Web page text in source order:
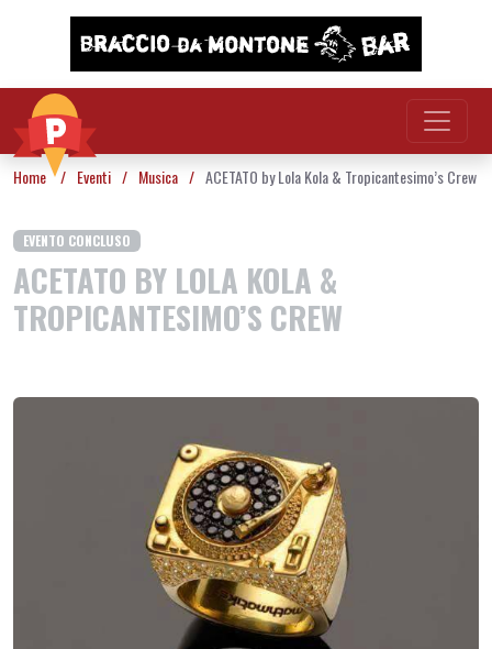
Vai al contenuto
Home / Eventi / Musica / ACETATO by Lola Kola & Tropicantesimo’s Crew
EVENTO CONCLUSO
ACETATO BY LOLA KOLA &
TROPICANTESIMO’S CREW